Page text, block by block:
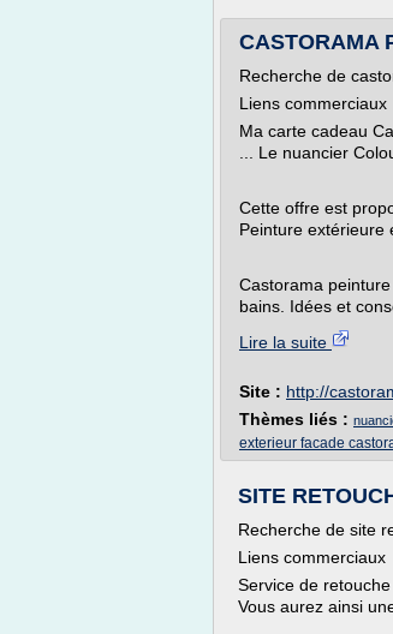
CASTORAMA
Recherche de
Liens commerciaux
Ma carte cadeau
... Le nuancier
Cette offre est
Peinture extérieure
Castorama
bains. Idées et
Lire la suite
Site : http://
Thèmes liés :
exterieur facade
SITE
Recherche de site
Liens commerciaux
Service de
Vous aurez ainsi